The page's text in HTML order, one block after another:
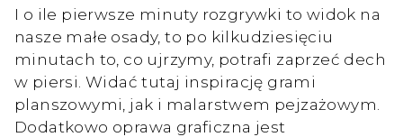
I o ile pierwsze minuty rozgrywki to widok na
nasze małe osady, to po kilkudziesięciu
minutach to, co ujrzymy, potrafi zaprzeć dech
w piersi. Widać tutaj inspirację grami
planszowymi, jak i malarstwem pejzażowym.
Dodatkowo oprawa graficzna jest